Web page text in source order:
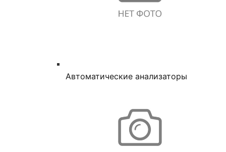
Автоматические анализаторы